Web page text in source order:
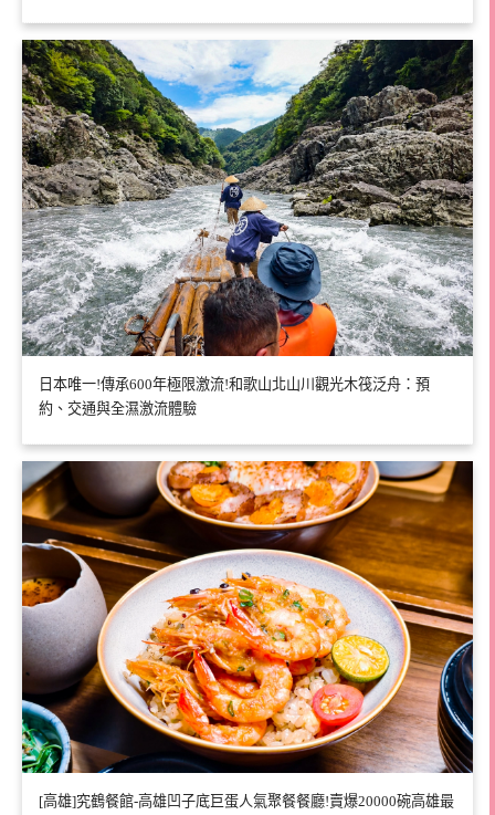
日本唯一!傳承600年極限激流!和歌山北山川觀光木筏泛舟：預
約、交通與全濕激流體驗
[高雄]究鶴餐館-高雄凹子底巨蛋人氣聚餐餐廳!賣爆20000碗高雄最